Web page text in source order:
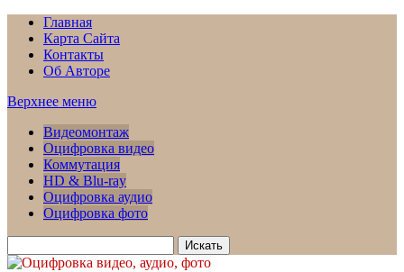
Главная
Карта Сайта
Контакты
Об Авторе
Верхнее меню
Видеомонтаж
Оцифровка видео
Коммутация
HD & Blu-ray
Оцифровка аудио
Оцифровка фото
для: